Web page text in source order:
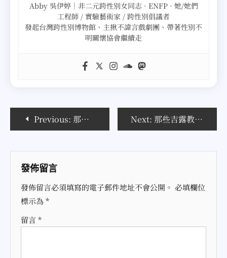
Abby 吳伊婷｜非二元跨性別女同志 · ENFP · 她/她們
工程師 / 實驗藝術家 / 跨性別倡議者
發起台灣跨性別博物館、主揪不諱言戲劇團、帶著性別不
明關懷協會繼續走
導
覽
Previous: 那些吉露教我的事 (3) 望君平安 Next: 那些吉露教我的事 (5) 初識霧台山神
發佈留言
發佈留言必須填寫的電子郵件地址不會公開。 必填欄位
標示為*
留言 *